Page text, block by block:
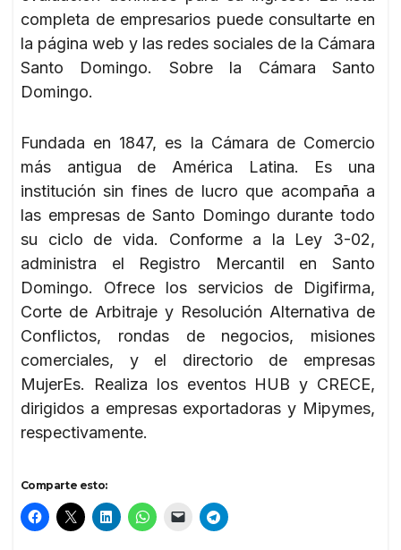
completa de empresarios puede consultarte en
la página web y las redes sociales de la Cámara
Santo Domingo. Sobre la Cámara Santo
Domingo.
Fundada en 1847, es la Cámara de Comercio
más antigua de América Latina. Es una
institución sin fines de lucro que acompaña a
las empresas de Santo Domingo durante todo
su ciclo de vida. Conforme a la Ley 3-02,
administra el Registro Mercantil en Santo
Domingo. Ofrece los servicios de Digifirma,
Corte de Arbitraje y Resolución Alternativa de
Conflictos, rondas de negocios, misiones
comerciales, y el directorio de empresas
MujerEs. Realiza los eventos HUB y CRECE,
dirigidos a empresas exportadoras y Mipymes,
respectivamente.
Comparte esto: